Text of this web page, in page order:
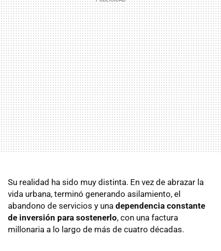
Su realidad ha sido muy distinta. En vez de abrazar la
vida urbana, terminó generando asilamiento, el
abandono de servicios y una dependencia constante
de inversión para sostenerlo, con una factura
millonaria a lo largo de más de cuatro décadas.